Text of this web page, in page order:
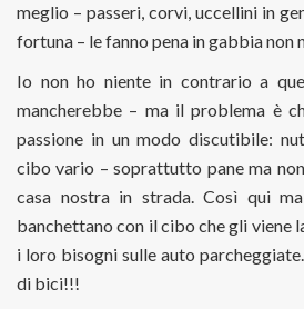
meglio – passeri, corvi, uccellini in
fortuna – le fanno pena in gabbia non
Io non ho niente in contrario a
mancherebbe – ma il problema è
passione in un modo discutibile:
cibo vario – soprattutto pane ma
casa nostra in strada. Così qui
banchettano con il cibo che gli viene
i loro bisogni sulle auto
di bici!!!